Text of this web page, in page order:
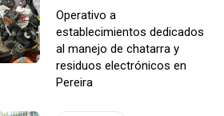
Operativo a
establecimientos dedicados
al manejo de chatarra y
residuos electrónicos en
Pereira